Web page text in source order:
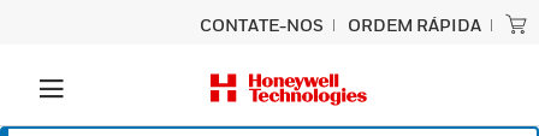
CONTATE-NOS ORDEM RÁPIDA